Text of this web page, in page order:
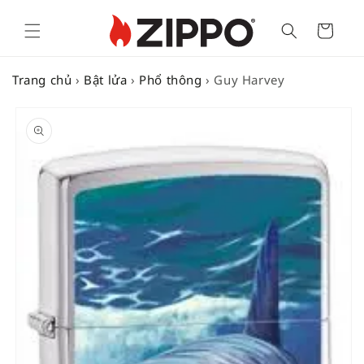
Cart
Trang chủ › Bật lửa › Phổ thông › Guy Harvey
PRODUCT
INFORMATION